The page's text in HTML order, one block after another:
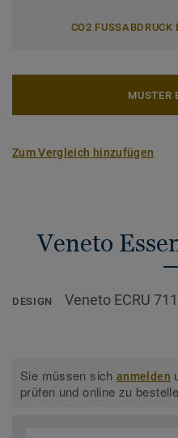
CO2 FUSSABDRUCK
MUSTER
Zum Vergleich hinzufügen
Veneto
DESIGN Veneto ECRU 711
Sie müssen sichanmelden
prüfen und online zu